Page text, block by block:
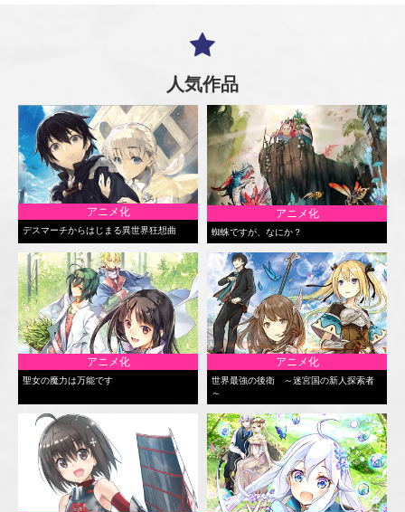
人気作品
アニメ化
デスマーチからはじまる異世界狂想曲
アニメ化
蜘蛛ですが、なにか？
アニメ化
聖女の魔力は万能です
アニメ化
世界最強の後衛 ～迷宮国の新人探索者
～